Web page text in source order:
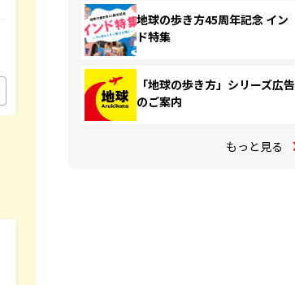
地球の歩き方45周年記念 イン
ド特集
「地球の歩き方」シリーズ広告
のご案内
もっと見る